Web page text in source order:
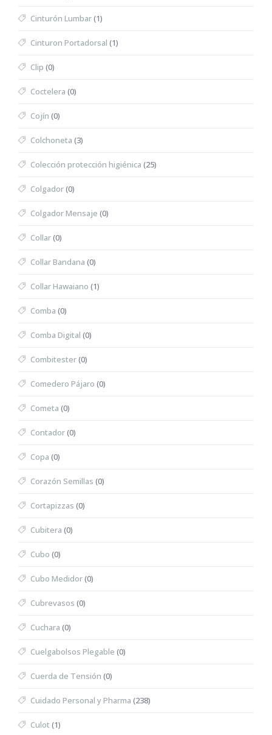
Cinturón Lumbar(1)
Cinturon Portadorsal (1)
Clip (0)
Coctelera (0)
Cojín (0)
Colchoneta (3)
Colección protección higiénica (25)
Colgador(0)
Colgador Mensaje (0)
Collar(0)
Collar Bandana (0)
Collar Hawaiano (1)
Comba (0)
Comba Digital (0)
Combitester(0)
Comedero Pájaro (0)
Cometa (0)
Contador(0)
Copa (0)
Corazón Semillas (0)
Cortapizzas (0)
Cubitera (0)
Cubo (0)
Cubo Medidor(0)
Cubrevasos (0)
Cuchara (0)
Cuelgabolsos Plegable (0)
Cuerda de Tensión (0)
Cuidado Personal y Pharma (238)
Culot (1)